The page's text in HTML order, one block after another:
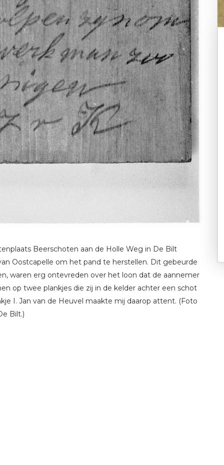
Beerschoten aan de Holle Weg in De Bilt
Oostcapelle om het pand te herstellen. Dit gebeurde
waren erg ontevreden over het loon dat de aannemer
op twee plankjes die zij in de kelder achter een schot
I. Jan van de Heuvel maakte mij daarop attent. (Foto
Bilt.)